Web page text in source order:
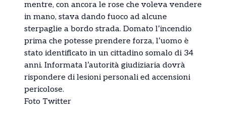
mentre, con ancora le rose che voleva vendere
in mano, stava dando fuoco ad alcune
sterpaglie a bordo strada. Domato l’incendio
prima che potesse prendere forza, l’uomo è
stato identificato in un cittadino somalo di 34
anni. Informata l’autorità giudiziaria dovrà
rispondere di lesioni personali ed accensioni
pericolose.
Foto Twitter